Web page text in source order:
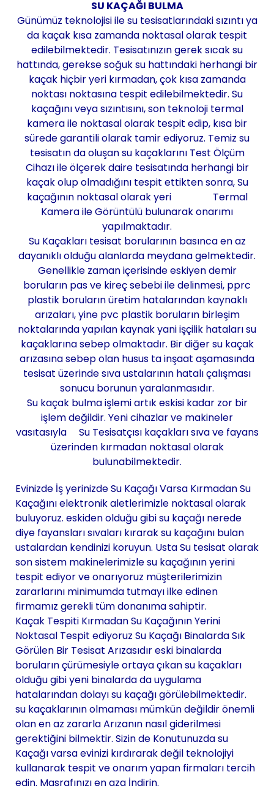
SU KAÇAĞI BULMA
Günümüz teknolojisi ile su tesisatlarındaki sızıntı ya
da kaçak kısa zamanda noktasal olarak tespit
edilebilmektedir. Tesisatınızın gerek sıcak su
hattında, gerekse soğuk su hattındaki herhangi bir
kaçak hiçbir yeri kırmadan, çok kısa zamanda
noktası noktasına tespit edilebilmektedir. Su
kaçağını veya sızıntısını, son teknoloji termal
kamera ile noktasal olarak tespit edip, kısa bir
sürede garantili olarak tamir ediyoruz. Temiz su
tesisatın da oluşan su kaçaklarını Test Ölçüm
Cihazı ile ölçerek daire tesisatında herhangi bir
kaçak olup olmadığını tespit ettikten sonra, Su
kaçağının noktasal olarak yeri Termal
Kamera ile Görüntülü bulunarak onarımı
yapılmaktadır.
Su Kaçakları tesisat borularının basınca en az
dayanıklı olduğu alanlarda meydana gelmektedir.
Genellikle zaman içerisinde eskiyen demir
boruların pas ve kireç sebebi ile delinmesi, pprc
plastik boruların üretim hatalarından kaynaklı
arızaları, yine pvc plastik boruların birleşim
noktalarında yapılan kaynak yani işçilik hataları su
kaçaklarına sebep olmaktadır. Bir diğer su kaçak
arızasına sebep olan husus ta inşaat aşamasında
tesisat üzerinde sıva ustalarının hatalı çalışması
sonucu borunun yaralanmasıdır.
Su kaçak bulma işlemi artık eskisi kadar zor bir
işlem değildir. Yeni cihazlar ve makineler
vasıtasıyla Su Tesisatçısı kaçakları sıva ve fayans
üzerinden kırmadan noktasal olarak
bulunabilmektedir.
Evinizde İş yerinizde Su Kaçağı Varsa Kırmadan Su
Kaçağını elektronik aletlerimizle noktasal olarak
buluyoruz. eskiden olduğu gibi su kaçağı nerede
diye fayansları sıvaları kırarak su kaçağını bulan
ustalardan kendinizi koruyun. Usta Su tesisat olarak
son sistem makinelerimizle su kaçağının yerini
tespit ediyor ve onarıyoruz müşterilerimizin
zararlarını minimumda tutmayı ilke edinen
firmamız gerekli tüm donanıma sahiptir.
Kaçak Tespiti Kırmadan Su Kaçağının Yerini
Noktasal Tespit ediyoruz Su Kaçağı Binalarda Sık
Görülen Bir Tesisat Arızasıdır eski binalarda
boruların çürümesiyle ortaya çıkan su kaçakları
olduğu gibi yeni binalarda da uygulama
hatalarından dolayı su kaçağı görülebilmektedir.
su kaçaklarının olmaması mümkün değildir önemli
olan en az zararla Arızanın nasıl giderilmesi
gerektiğini bilmektir. Sizin de Konutunuzda su
Kaçağı varsa evinizi kırdırarak değil teknolojiyi
kullanarak tespit ve onarım yapan firmaları tercih
edin. Masrafınızı en aza İndirin.